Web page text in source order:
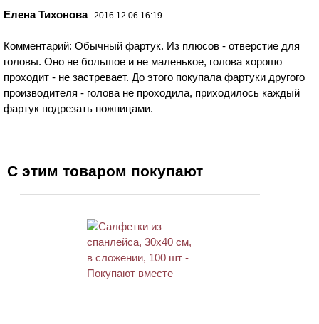
Елена Тихонова 2016.12.06 16:19
Комментарий: Обычный фартук. Из плюсов - отверстие для
головы. Оно не большое и не маленькое, голова хорошо
проходит - не застревает. До этого покупала фартуки другого
производителя - голова не проходила, приходилось каждый
фартук подрезать ножницами.
С этим товаром покупают